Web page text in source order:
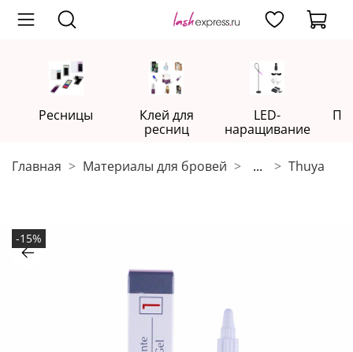
Ресницы
Клей для
ресниц
LED-
наращивание
Главная Материалы для бровей ... Thuya
-15%